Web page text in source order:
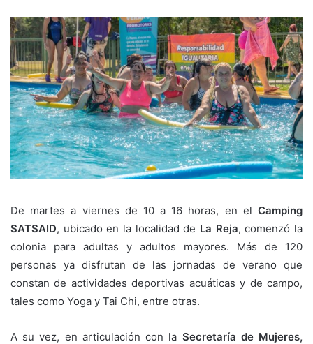
De martes a viernes de 10 a 16 horas, en el Camping
SATSAID, ubicado en la localidad de La Reja, comenzó la
colonia para adultas y adultos mayores. Más de 120
personas ya disfrutan de las jornadas de verano que
constan de actividades deportivas acuáticas y de campo,
tales como Yoga y Tai Chi, entre otras.
A su vez, en articulación con la Secretaría de Mujeres,